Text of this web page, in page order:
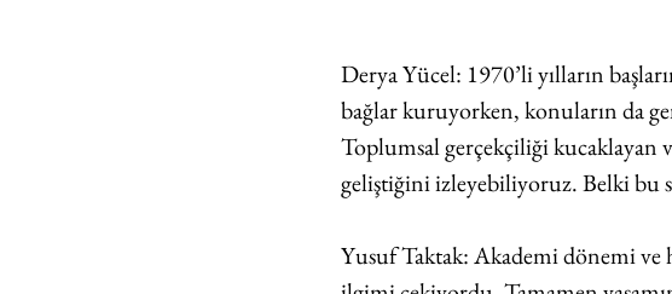
Derya Yücel: 1970’li yılların
bağlar kuruyorken, konuların da
Toplumsal gerçekçiliği kucaklayan
geliştiğini izleyebiliyoruz. Belki bu
Yusuf Taktak: Akademi dönemi ve